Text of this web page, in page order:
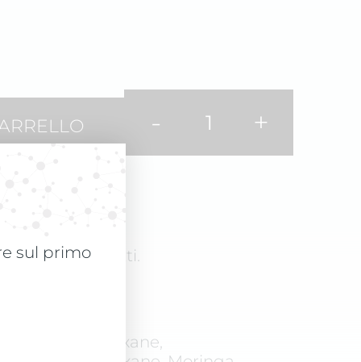
- +
o asciutti.
sul primo